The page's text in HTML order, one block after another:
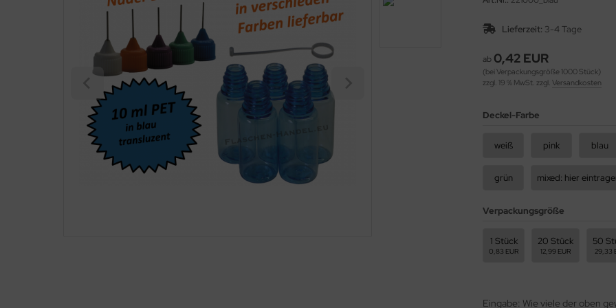
Lieferzeit: 3-4 Tage
ab 0,42 EUR
(bei Verpackungsgröße 1000 Stück)
zzgl. 19 % MwSt. zzgl. Versandkosten
Deckel-Farbe
weiß pink blau
grün
Verpackungsgröße
1 Stück
0,83 EUR
20 Stück
12,99 EUR
50
29,33
Eingabe: Wie viele der oben